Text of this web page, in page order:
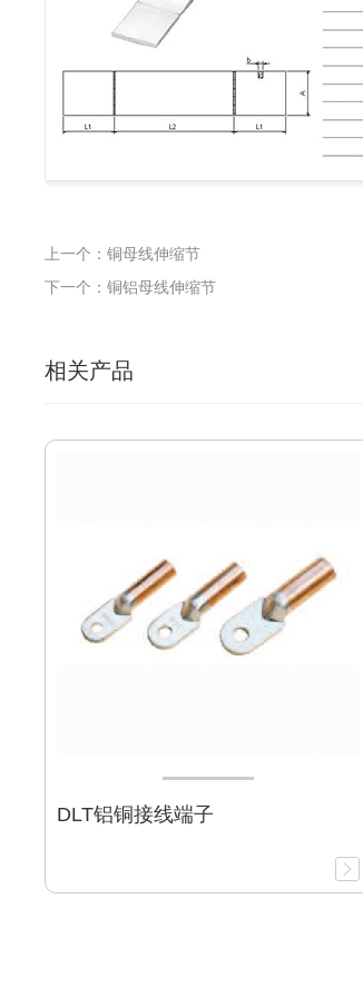
上一个：铜母线伸缩节
下一个：铜铝母线伸缩节
相关产品
DLT铝铜接线端子